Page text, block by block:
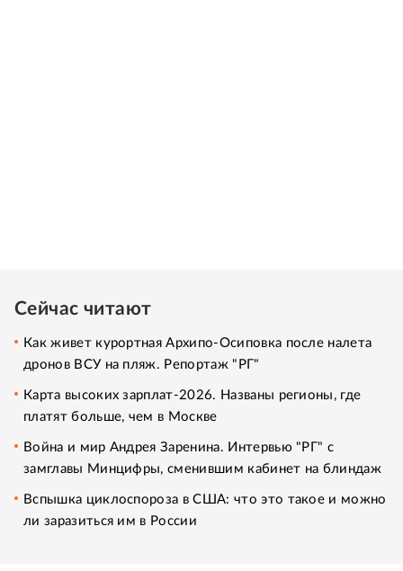
Сейчас читают
Как живет курортная Архипо-Осиповка после налета
дронов ВСУ на пляж. Репортаж "РГ"
Карта высоких зарплат-2026. Названы регионы, где
платят больше, чем в Москве
Война и мир Андрея Заренина. Интервью "РГ" с
замглавы Минцифры, сменившим кабинет на блиндаж
Вспышка циклоспороза в США: что это такое и можно
ли заразиться им в России